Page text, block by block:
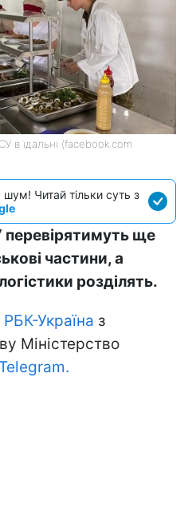
в їдальні (facebook.com
Читай тільки суть з
ще
частини, а
розділять.
РБК-Україна з
Міністерство
Telegram.